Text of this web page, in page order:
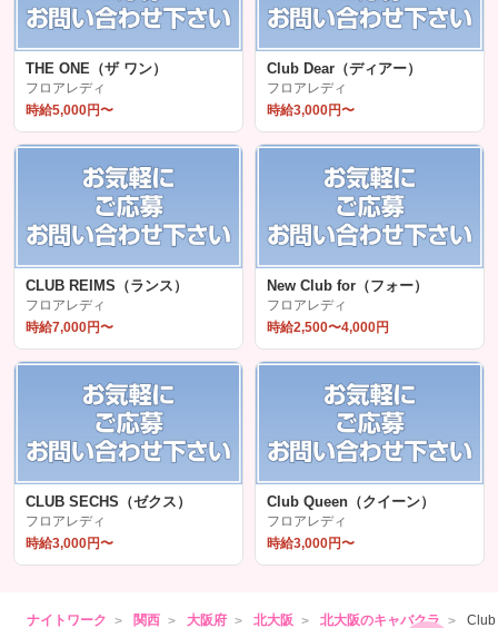
THE ONE（ザ ワン）
フロアレディ
時給5,000円〜
Club Dear（ディアー）
フロアレディ
時給3,000円〜
CLUB REIMS（ランス）
フロアレディ
時給7,000円〜
New Club for（フォー）
フロアレディ
時給2,500〜4,000円
CLUB SECHS（ゼクス）
フロアレディ
時給3,000円〜
Club Queen（クイーン）
フロアレディ
時給3,000円〜
ナイトワーク 関西 大阪府 北大阪 北大阪のキャバクラ Club